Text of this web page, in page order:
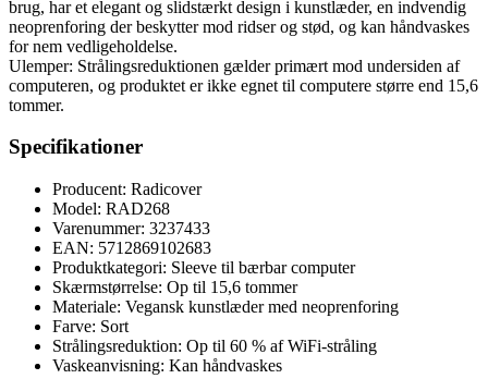
brug, har et elegant og slidstærkt design i kunstlæder, en indvendig
neoprenforing der beskytter mod ridser og stød, og kan håndvaskes
for nem vedligeholdelse.
Ulemper: Strålingsreduktionen gælder primært mod undersiden af
computeren, og produktet er ikke egnet til computere større end 15,6
tommer.
Specifikationer
Producent: Radicover
Model: RAD268
Varenummer: 3237433
EAN: 5712869102683
Produktkategori: Sleeve til bærbar computer
Skærmstørrelse: Op til 15,6 tommer
Materiale: Vegansk kunstlæder med neoprenforing
Farve: Sort
Strålingsreduktion: Op til 60 % af WiFi-stråling
Vaskeanvisning: Kan håndvaskes